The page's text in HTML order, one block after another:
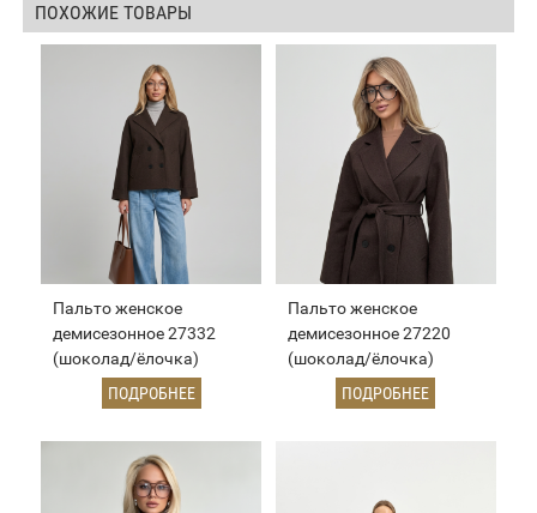
ПОХОЖИЕ ТОВАРЫ
Пальто женское
демисезонное 27332
(шоколад/ёлочка)
ПОДРОБНЕЕ
Пальто женское
демисезонное 27220
(шоколад/ёлочка)
ПОДРОБНЕЕ